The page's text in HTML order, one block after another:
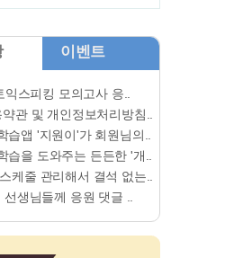
이벤트
익스피킹 모의고사 응..
관 및 개인정보처리방침..
습앱 '지원이'가 회원님의..
습을 도와주는 든든한 '개..
케줄 관리해서 결석 없는..
선생님들께 응원 댓글 ..